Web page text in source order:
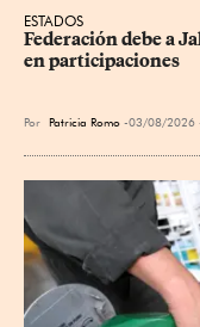
ESTADOS
Federación debe a
en participaciones
Por Patricia Romo 03/08/2026